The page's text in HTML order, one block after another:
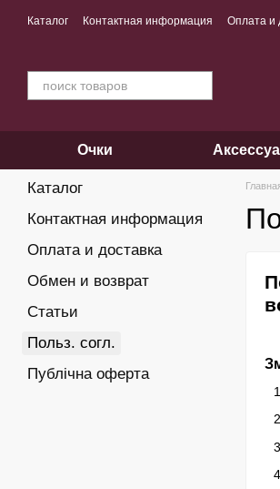
Перейти к основному контенту
Каталог Контактная информация Оплата и
Очки
Каталог
Контактная информация
Оплата и доставка
Обмен и возврат
Статьи
Польз. согл.
Публічна оферта